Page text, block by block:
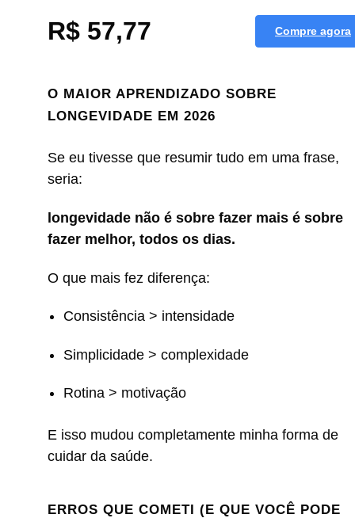
R$ 57,77 Compre agora
O MAIOR APRENDIZADO SOBRE
LONGEVIDADE EM 2026
Se eu tivesse que resumir tudo em uma frase,
seria:
longevidade não é sobre fazer mais é sobre
fazer melhor, todos os dias.
O que mais fez diferença:
Consistência > intensidade
Simplicidade > complexidade
Rotina > motivação
E isso mudou completamente minha forma de
cuidar da saúde.
ERROS QUE COMETI (E QUE VOCÊ PODE